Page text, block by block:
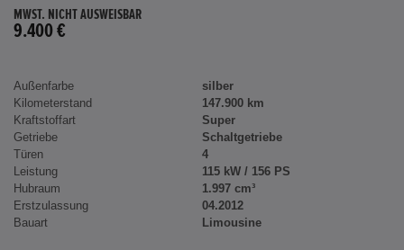
MWST. NICHT AUSWEISBAR
9.400 €
Außenfarbe
silber
Kilometerstand
147.900 km
Kraftstoffart
Super
Getriebe
Schaltgetriebe
Türen
4
Leistung
115 kW / 156 PS
Hubraum
1.997 cm³
Erstzulassung
04.2012
Bauart
Limousine